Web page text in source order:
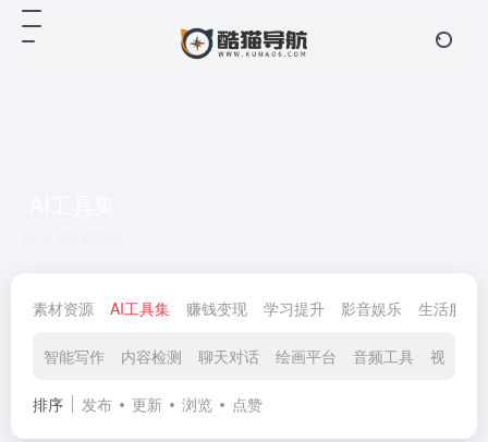
素材资源 AI工具集 赚钱变现 学习提升 影音娱乐 生活服务
智能写作 内容检测 聊天对话 绘画平台 音频工具 视频工
排序 发布 更新 浏览 点赞